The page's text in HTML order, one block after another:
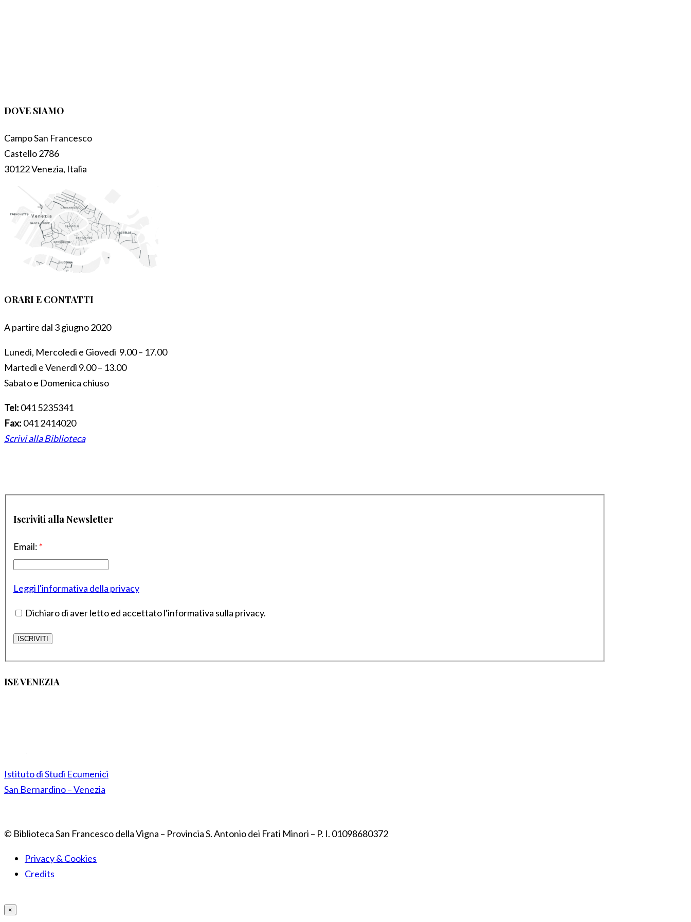
DOVE SIAMO
Campo San Francesco
Castello 2786
30122 Venezia, Italia
ORARI E CONTATTI
A partire dal 3 giugno 2020
Lunedì, Mercoledì e Giovedì 9.00 – 17.00
Martedì e Venerdì 9.00 – 13.00
Sabato e Domenica chiuso
Tel: 041 5235341
Fax: 041 2414020
Scrivi alla Biblioteca
Iscriviti alla Newsletter
Email: *
Leggi l'informativa della privacy
Dichiaro di aver letto ed accettato l'informativa sulla privacy.
ISE VENEZIA
Istituto di Studi Ecumenici
San Bernardino – Venezia
© Biblioteca San Francesco della Vigna – Provincia S. Antonio dei Frati Minori – P. I. 01098680372
Privacy & Cookies
Credits
×